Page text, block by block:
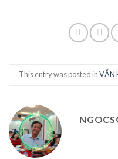
This entry was posted inVĂN